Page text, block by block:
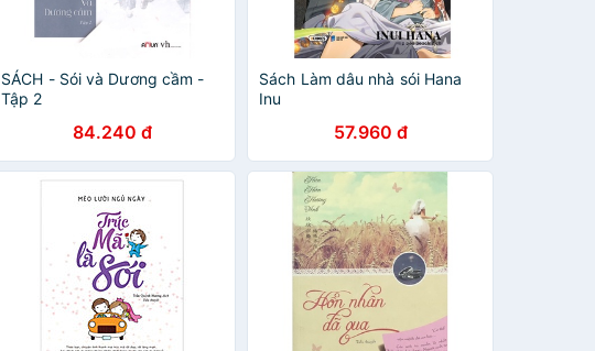
SÁCH - Sói và Dương cầm -
Tập 2
84.240 đ
Sách Làm dâu nhà sói Hana
Inu
57.960 đ